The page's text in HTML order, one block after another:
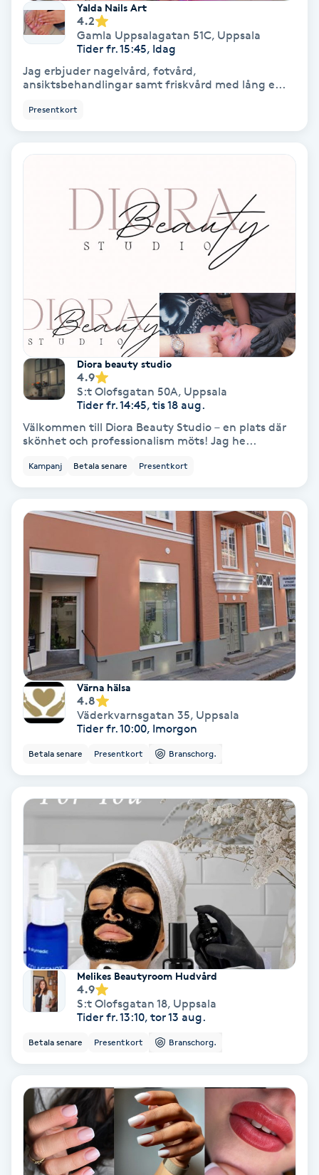
Ombre brows
Ombre naglar
Optiker
Ortobionomi
Pedikyr
Pensionärklippning
Permanent hårborttagning
Permanent ögonbrynsmakeup
Personal shopper
Personlig tränare
Picolaser
Piercing
Pigmentbehandling
Pigmentfläckar
Powder brows
Power Yoga
PRP (Platelet Rich Plasma)
PRX-T33
Psoriasis
Radiofrekvens
Rakning
Reflexologi
Yalda Nails Art
4.2
Gamla Uppsalagatan 51C, Uppsala
Tider fr. 15:45, Idag
Jag erbjuder nagelvård, fotvård,
ansiktsbehandlingar samt friskvård med lång e...
Presentkort
Diora beauty studio
4.9
S:t Olofsgatan 50A, Uppsala
Tider fr. 14:45, tis 18 aug.
Välkommen till Diora Beauty Studio – en plats där
skönhet och professionalism möts! Jag he...
Kampanj Betala senare Presentkort
Värna hälsa
4.8
Väderkvarnsgatan 35, Uppsala
Tider fr. 10:00, Imorgon
Betala senare Presentkort Branschorg.
Melikes Beautyroom Hudvård
4.9
S:t Olofsgatan 18, Uppsala
Tider fr. 13:10, tor 13 aug.
Betala senare Presentkort Branschorg.